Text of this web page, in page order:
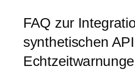
FAQ zur
synthetischen